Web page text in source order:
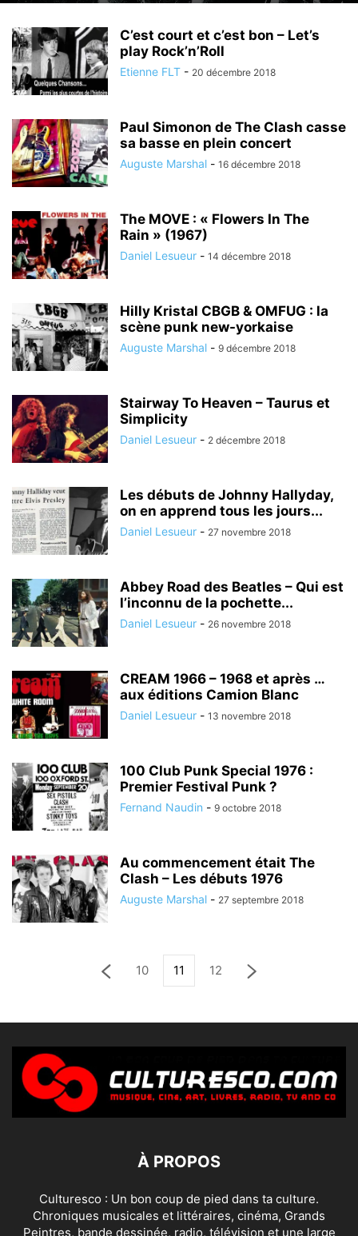
C’est court et c’est bon – Let’s
play Rock’n’Roll
Etienne FLT - 20 décembre 2018
Paul Simonon de The Clash casse
sa basse en plein concert
Auguste Marshal - 16 décembre 2018
The MOVE : « Flowers In The
Rain » (1967)
Daniel Lesueur - 14 décembre 2018
Hilly Kristal CBGB & OMFUG : la
scène punk new-yorkaise
Auguste Marshal - 9 décembre 2018
Stairway To Heaven – Taurus et
Simplicity
Daniel Lesueur - 2 décembre 2018
Les débuts de Johnny Hallyday,
on en apprend tous les jours...
Daniel Lesueur - 27 novembre 2018
Abbey Road des Beatles – Qui est
l’inconnu de la pochette...
Daniel Lesueur - 26 novembre 2018
CREAM 1966 – 1968 et après …
aux éditions Camion Blanc
Daniel Lesueur - 13 novembre 2018
100 Club Punk Special 1976 :
Premier Festival Punk ?
Fernand Naudin - 9 octobre 2018
Au commencement était The
Clash – Les débuts 1976
Auguste Marshal - 27 septembre 2018
10 11 12
À PROPOS
Culturesco : Un bon coup de pied dans ta culture.
Chroniques musicales et littéraires, cinéma, Grands
Peintres, bande dessinée, radio, télévision et une large